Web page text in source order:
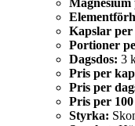
Magnesium
Kapslar
Portioner
Dagsdos: 3
Pris per
Pris per
Pris per
Styrka: